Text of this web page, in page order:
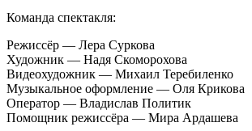
Команда спектакля:
Режиссёр — Лера Суркова
Художник — Надя Скоморохова
Видеохудожник — Михаил Теребиленко
Музыкальное оформление — Оля Крикова
Оператор — Владислав Политик
Помощник режиссёра — Мира Ардашева